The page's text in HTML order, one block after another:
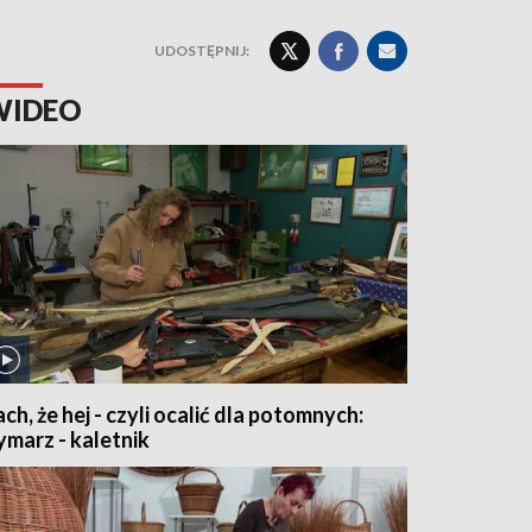
UDOSTĘPNIJ:
że hej - czyli ocalić dla potomnych:
- kaletnik